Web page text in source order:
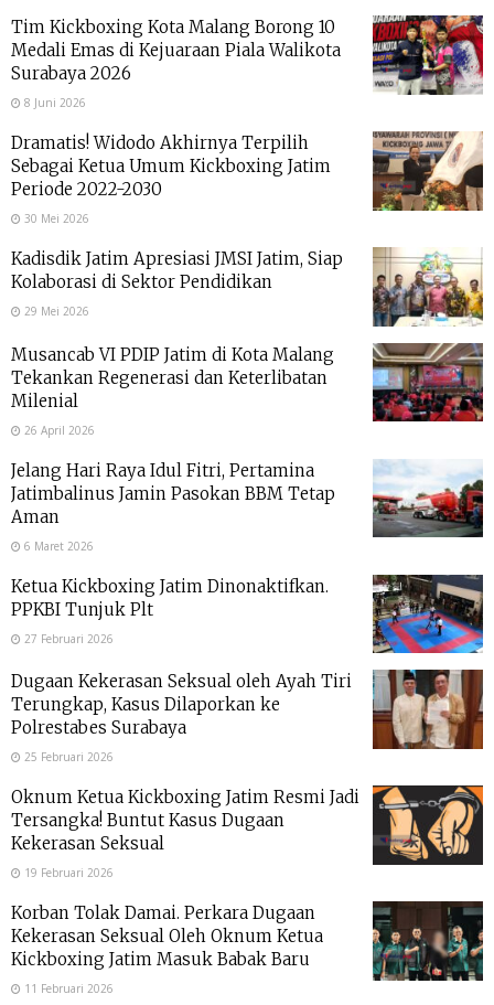
Tim Kickboxing Kota Malang Borong 10
Medali Emas di Kejuaraan Piala Walikota
Surabaya 2026
8 Juni 2026
Dramatis! Widodo Akhirnya Terpilih
Sebagai Ketua Umum Kickboxing Jatim
Periode 2022-2030
30 Mei 2026
Kadisdik Jatim Apresiasi JMSI Jatim, Siap
Kolaborasi di Sektor Pendidikan
29 Mei 2026
Musancab VI PDIP Jatim di Kota Malang
Tekankan Regenerasi dan Keterlibatan
Milenial
26 April 2026
Jelang Hari Raya Idul Fitri, Pertamina
Jatimbalinus Jamin Pasokan BBM Tetap
Aman
6 Maret 2026
Ketua Kickboxing Jatim Dinonaktifkan.
PPKBI Tunjuk Plt
27 Februari 2026
Dugaan Kekerasan Seksual oleh Ayah Tiri
Terungkap, Kasus Dilaporkan ke
Polrestabes Surabaya
25 Februari 2026
Oknum Ketua Kickboxing Jatim Resmi Jadi
Tersangka! Buntut Kasus Dugaan
Kekerasan Seksual
19 Februari 2026
Korban Tolak Damai. Perkara Dugaan
Kekerasan Seksual Oleh Oknum Ketua
Kickboxing Jatim Masuk Babak Baru
11 Februari 2026